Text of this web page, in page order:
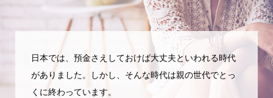
日本では、預金さえしておけば大丈夫といわれる時代
がありました。しかし、そんな時代は親の世代でとっ
くに終わっています。